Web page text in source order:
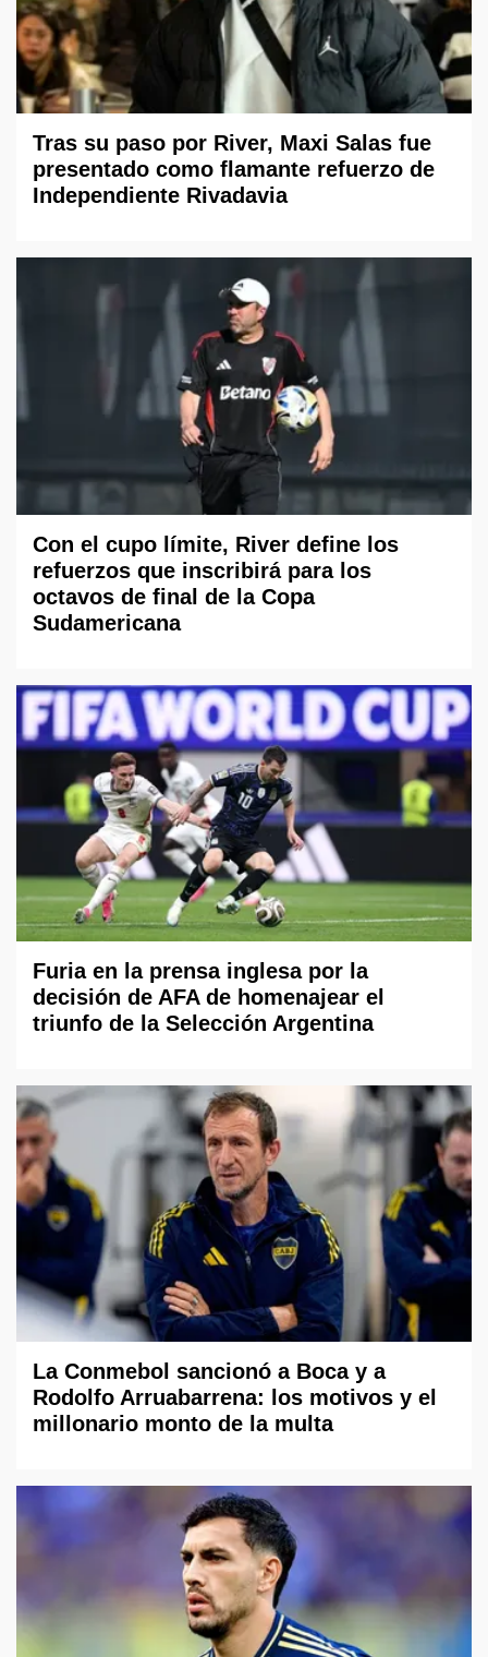
Tras su paso por River, Maxi Salas fue
presentado como flamante refuerzo de
Independiente Rivadavia
Con el cupo límite, River define los
refuerzos que inscribirá para los
octavos de final de la Copa
Sudamericana
Furia en la prensa inglesa por la
decisión de AFA de homenajear el
triunfo de la Selección Argentina
La Conmebol sancionó a Boca y a
Rodolfo Arruabarrena: los motivos y el
millonario monto de la multa